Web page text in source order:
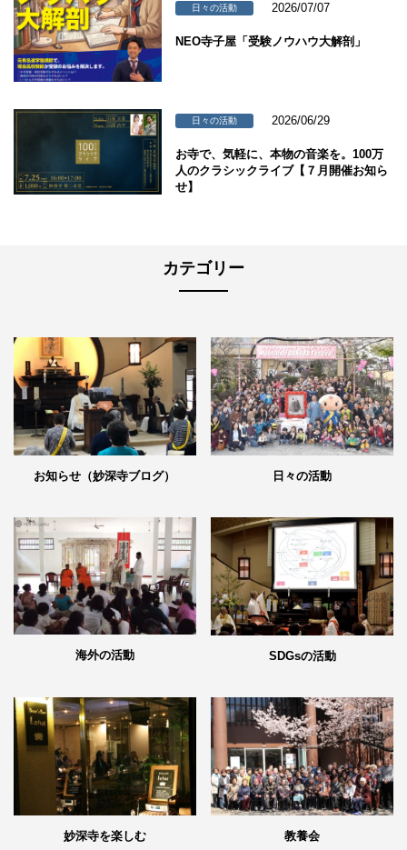
日々の活動 2026/07/07
NEO寺子屋「受験ノウハウ大解剖」
日々の活動 2026/06/29
お寺で、気軽に、本物の音楽を。100万
人のクラシックライブ【７月開催お知ら
せ】
カテゴリー
お知らせ（妙深寺ブログ） 日々の活動
海外の活動 SDGsの活動
妙深寺を楽しむ 教養会